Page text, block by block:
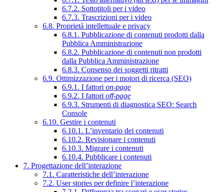
6.7.2. Sottotitoli per i video
6.7.3. Trascrizioni per i video
6.8. Proprietà intellettuale e privacy
6.8.1. Pubblicazione di contenuti prodotti dalla
Pubblica Amministrazione
6.8.2. Pubblicazione di contenuti non prodotti
dalla Pubblica Amministrazione
6.8.3. Consenso dei soggetti ritratti
6.9. Ottimizzazione per i motori di ricerca (SEO)
6.9.1. I fattori on-page
6.9.2. I fattori off-page
6.9.3. Strumenti di diagnostica SEO: Search
Console
6.10. Gestire i contenuti
6.10.1. L’inventario dei contenuti
6.10.2. Revisionare i contenuti
6.10.3. Migrare i contenuti
6.10.4. Pubblicare i contenuti
7. Progettazione dell’interazione
7.1. Caratteristiche dell’interazione
7.2. User stories per definire l’interazione